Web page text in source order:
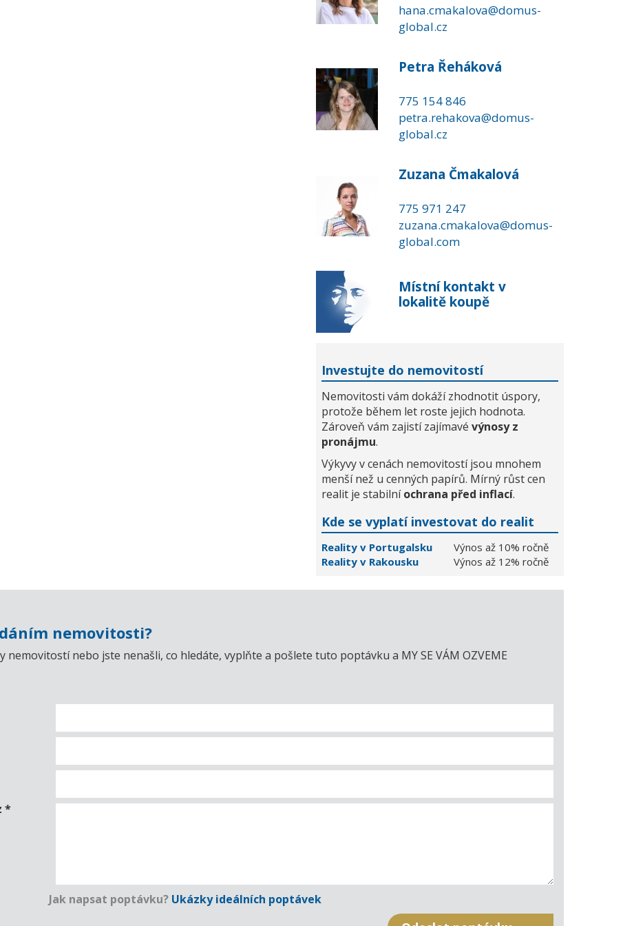
hana.cmakalova@domus-
global.cz
Petra Řeháková
775 154 846
petra.rehakova@domus-
global.cz
Zuzana Čmakalová
775 971 247
zuzana.cmakalova@domus-
global.com
Místní kontakt v
lokalitě koupě
Investujte do nemovitostí
Nemovitosti vám dokáží zhodnotit úspory,
protože během let roste jejich hodnota.
Zároveň vám zajistí zajímavé výnosy z
pronájmu.
Výkyvy v cenách nemovitostí jsou mnohem
menší než u cenných papírů. Mírný růst cen
realit je stabilníochrana před inflací.
Kde se vyplatí investovat do realit
Reality v Portugalsku
Výnos až 10% ročně
Reality v Rakousku
Výnos až 12% ročně
nemovitosti?
nemovitostí nebo jste nenašli, co hledáte, vyplňte a pošlete tuto poptávku a MY SE VÁM OZVEME
*
Jak napsat poptávku? Ukázky ideálních poptávek